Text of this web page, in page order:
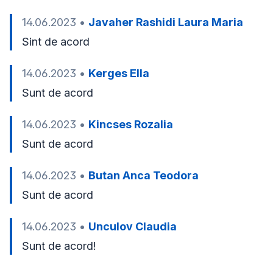
14.06.2023 • Javaher Rashidi Laura Maria
Sint de acord
14.06.2023 • Kerges Ella
Sunt de acord
14.06.2023 • Kincses Rozalia
Sunt de acord
14.06.2023 • Butan Anca Teodora
Sunt de acord
14.06.2023 • Unculov Claudia
Sunt de acord!